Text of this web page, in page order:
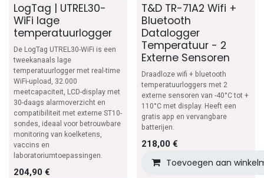
LogTag | UTREL30-
WiFi lage
temperatuurlogger
De LogTag UTREL30-WiFi is een
tweekanaals lage
temperatuurlogger met real-time
WiFi-upload, 32.000
meetcapaciteit, LCD-display met
30-daags alarmoverzicht en
compatibiliteit met externe ST10-
sondes, ideaal voor betrouwbare
monitoring van koelketens,
vaccins en
laboratoriumtoepassingen.
204,90 €
T&D TR-71A2 Wifi +
Bluetooth
Datalogger
Temperatuur - 2
Externe Sensoren
Draadloze wifi + bluetooth
temperatuurloggers met 2
externe sensoren van -40°C tot +
110°C met display. Heeft een
gratis app en vervangbare
batterijen.
218,00€
Toevoegen aan